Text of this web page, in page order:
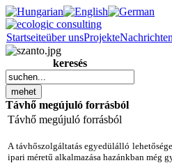
Startseiteüber unsProjekteNachrichten
keresés
Távhő megújuló forrásból
Távhő megújuló forrásból
A távhőszolgáltatás egyedülálló
ipari méretű alkalmazása hazánkban még